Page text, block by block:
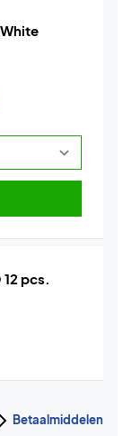
pcs.
Betaalmiddelen